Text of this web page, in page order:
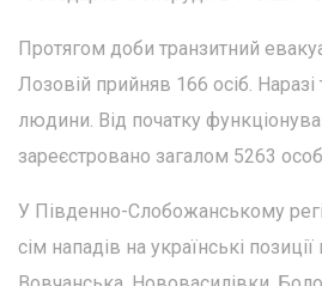
Протягом доби транзитний
Лозовій прийняв 166 осіб.
людини. Від початку
зареєстровано загалом 5263
У Південно-Слобожанському
сім нападів на українські